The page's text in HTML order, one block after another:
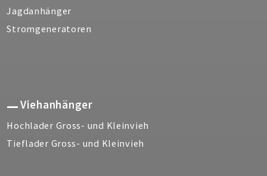
Jagdanhänger
Stromgeneratoren
Viehanhänger
Hochlader Gross- und Kleinvieh
Tieflader Gross- und Kleinvieh